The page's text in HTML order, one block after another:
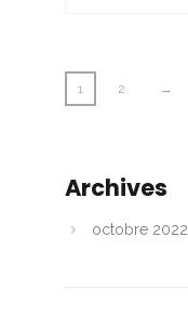
1 2 →
Archives
octobre 2022